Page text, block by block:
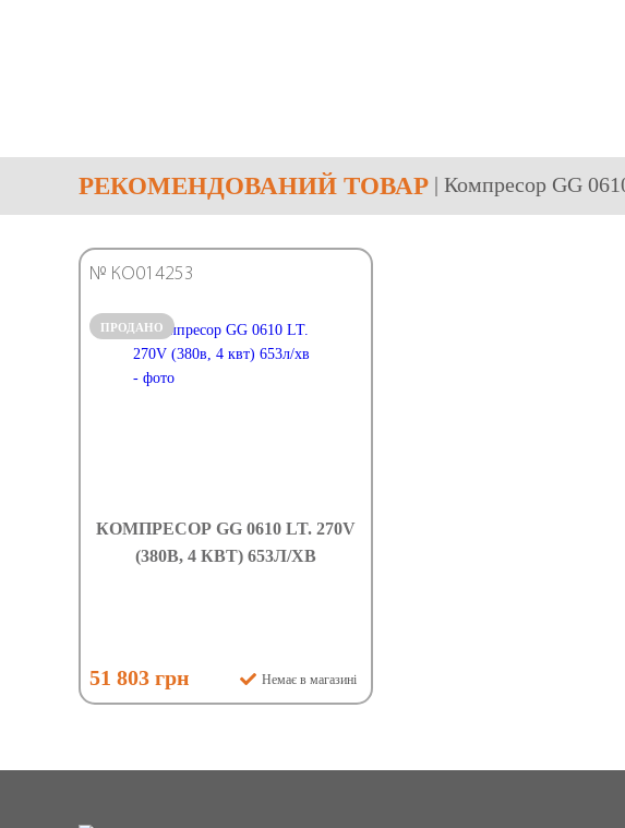
РЕКОМЕНДОВАНИЙ ТОВАР | Компресор GG
ПРОДАНО
№ КО014253
КОМПРЕСОР GG 0610 LT. 270V
(380В, 4 КВТ) 653Л/ХВ
51 803 грн Немає в магазині